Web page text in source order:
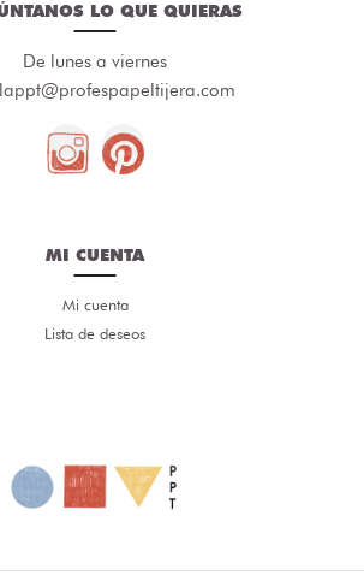
LO QUE QUIERAS
De lunes a viernes
MI CUENTA
Mi cuenta
Lista de deseos